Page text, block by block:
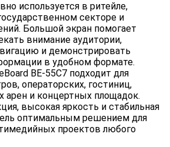
используется в ритейле,
секторе и
Большой экран помогает
внимание аудитории,
и демонстрировать
в удобном формате.
BE-55C7 подходит для
операторских, гостиниц,
арен и концертных площадок.
высокая яркость и стабильная
оптимальным решением для
проектов любого